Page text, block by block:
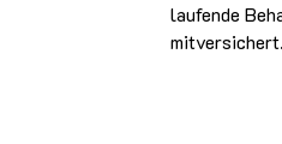
laufende
mitversichert.